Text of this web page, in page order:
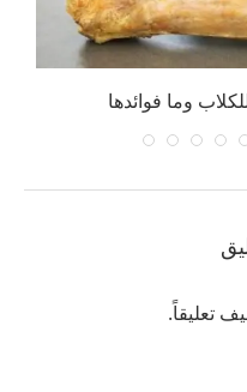
وما فوائدها
تعليقاً.